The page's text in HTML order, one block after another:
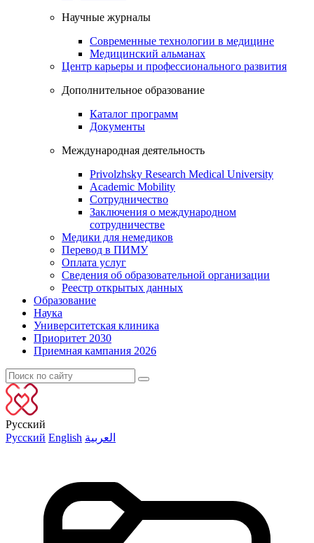
Научные журналы
Современные технологии в медицине
Медицинский альманах
Центр карьеры и профессионального развития
Дополнительное образование
Каталог программ
Документы
Международная деятельность
Privolzhsky Research Medical University
Academic Mobility
Сотрудничество
Заключения о международном
сотрудничестве
Медики для немедиков
Перевод в ПИМУ
Оплата услуг
Сведения об образовательной организации
Реестр открытых данных
Образование
Наука
Университетская клиника
Приоритет 2030
Приемная кампания 2026
Русский
Русский English العربية